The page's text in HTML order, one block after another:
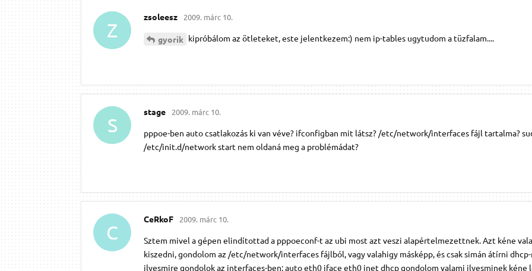
Z
zsoleesz 2009. márc 10.
gyorik kipróbálom az ötleteket, este jelentkezem:) nem ip-tables ugytudom a tüzfalam....
S
stage 2009. márc 10.
pppoe-ben auto csatlakozás ki van véve? ifconfigban mit látsz? /etc/network/interfaces fájl tartalma?
/etc/init.d/network start nem oldaná meg a problémádat?
C
CeRkoF 2009. márc 10.
Sztem mivel a gépen elindítottad a pppoeconf-t az ubi most azt veszi alapértelmezettnek. Azt kéne
kiszedni, gondolom az /etc/network/interfaces fájlból, vagy valahigy másképp, és csak simán átírni
ilyesmire gondolok az interfaces-ben: auto eth0 iface eth0 inet dhcp gondolom valami ilyesminek kéne